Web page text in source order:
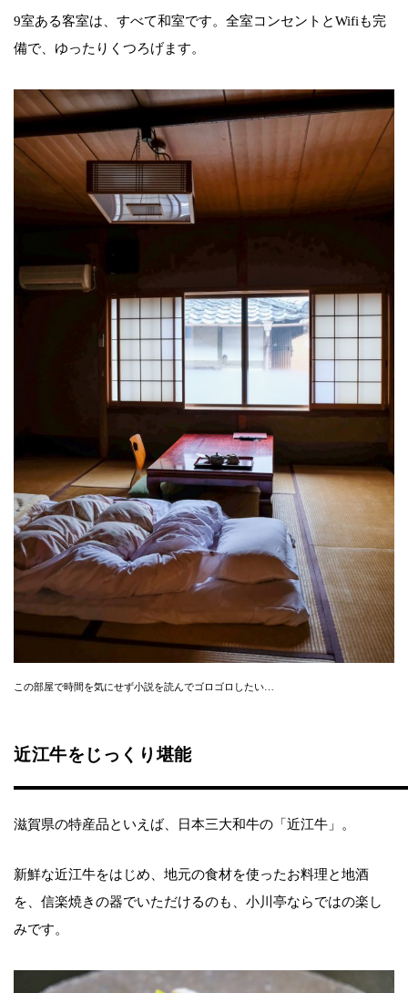
9室ある客室は、すべて和室です。全室コンセントとWifiも完
備で、ゆったりくつろげます。
この部屋で時間を気にせず小説を読んでゴロゴロしたい…
近江牛をじっくり堪能
滋賀県の特産品といえば、日本三大和牛の「近江牛」。
新鮮な近江牛をはじめ、地元の食材を使ったお料理と地酒
を、信楽焼きの器でいただけるのも、小川亭ならではの楽し
みです。